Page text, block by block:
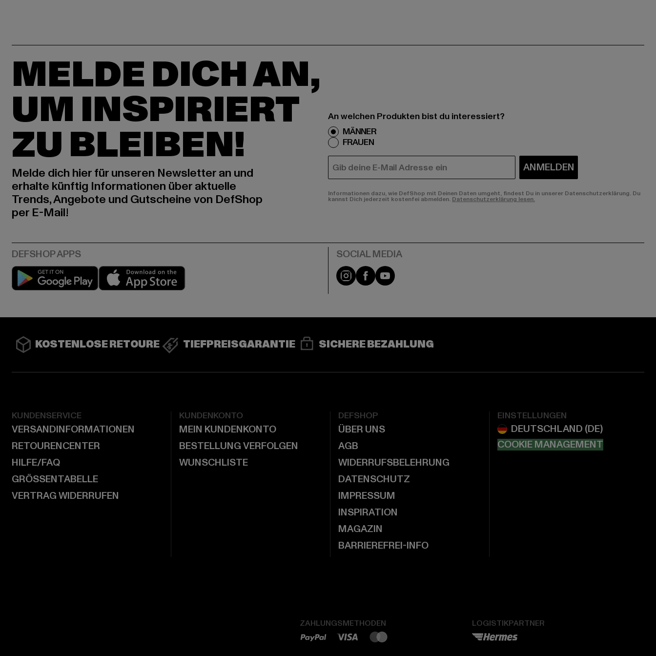
MELDE DICH AN,
UM INSPIRIERT
ZU BLEIBEN!
Melde dich hier für unseren Newsletter an und
erhalte künftig Informationen über aktuelle
Trends, Angebote und Gutscheine von DefShop
per E-Mail!
An welchen Produkten bist du interessiert?
MÄNNER
FRAUEN
E-MAIL ANMELDEN
Informationen dazu, wie DefShop mit Deinen Daten umgeht, findest Du in unserer Datenschutzerklärung. Du
kannst Dich jederzeit kostenfei abmelden. Datenschutzerklärung lesen.
Play market Instagram
FacebookYouTube
KOSTENLOSE RETOURE TIEFPREISGARANTIE SICHERE BEZAHLUNG
KUNDENSERVICE
VERSANDINFORMATIONEN
RETOURENCENTER
HILFE/FAQ
GRÖSSENTABELLE
VERTRAG WIDERRUFEN
KUNDENKONTO
MEIN KUNDENKONTO
BESTELLUNG VERFOLGEN
WUNSCHLISTE
DEFSHOP
ÜBER UNS
AGB
WIDERRUFSBELEHRUNG
DATENSCHUTZ
IMPRESSUM
INSPIRATION
MAGAZIN
BARRIEREFREI-INFO
EINSTELLUNGEN
COOKIE MANAGEMENT
ZAHLUNGSMETHODEN LOGISTIKPARTNER